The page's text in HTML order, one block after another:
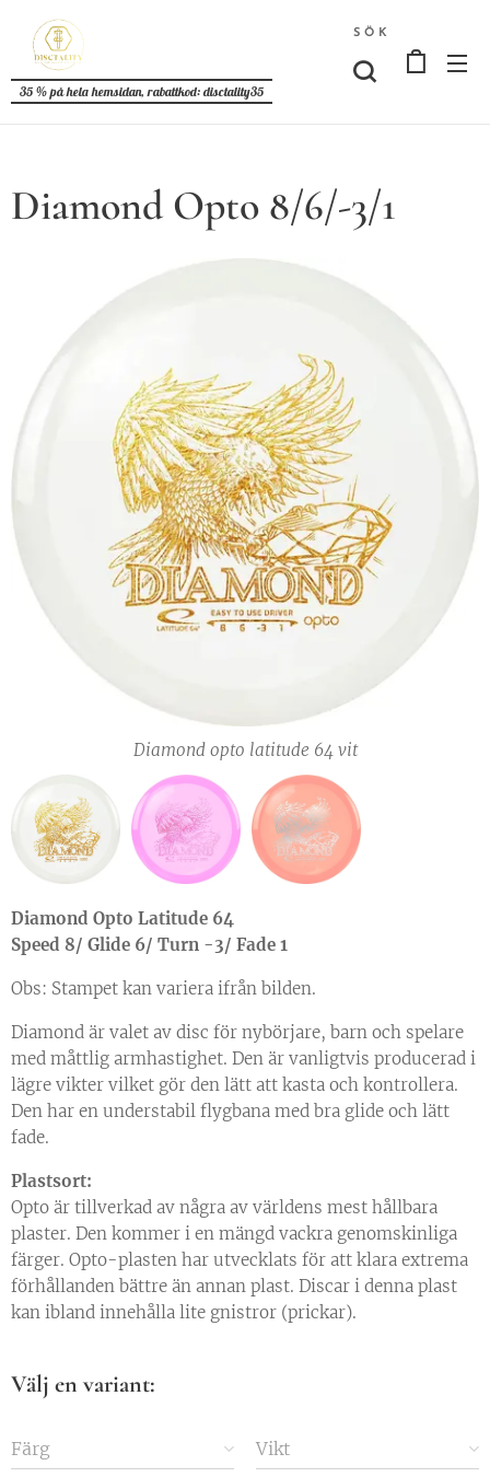
35 % på hela hemsidan, rabattkod: disctality35
SÖK
Diamond Opto 8/6/-3/1
Diamond opto latitude 64 vit
Diamond opto latitude 64 rosa
Diamond opto latitude 64 orange
Diamond Opto Latitude 64
Speed 8/ Glide 6/ Turn -3/ Fade 1
Obs: Stampet kan variera ifrån bilden.
Diamond är valet av disc för nybörjare, barn och spelare
med måttlig armhastighet. Den är vanligtvis producerad i
lägre vikter vilket gör den lätt att kasta och kontrollera.
Den har en understabil flygbana med bra glide och lätt
fade.
Plastsort:
Opto är tillverkad av några av världens mest hållbara
plaster. Den kommer i en mängd vackra genomskinliga
färger. Opto-plasten har utvecklats för att klara extrema
förhållanden bättre än annan plast. Discar i denna plast
kan ibland innehålla lite gnistror (prickar).
Välj en variant:
Färg Vikt